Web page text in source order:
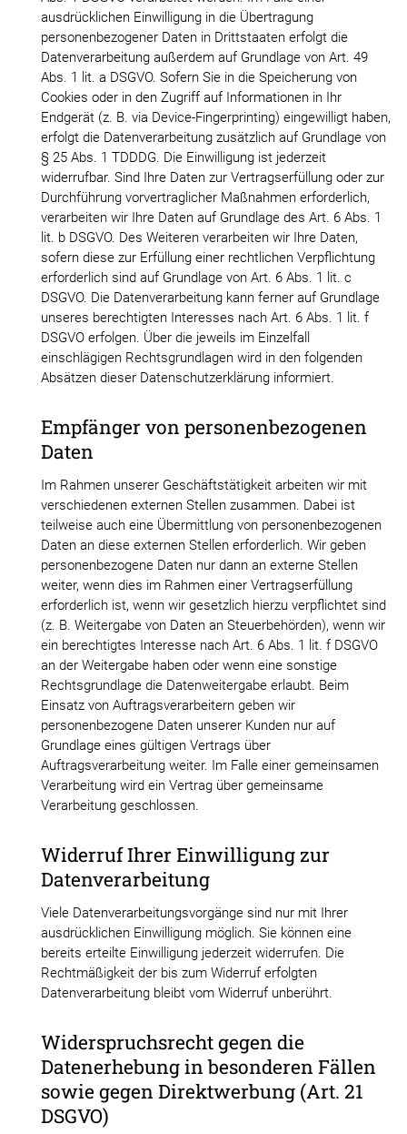
ausdrücklichen Einwilligung in die Übertragung
personenbezogener Daten in Drittstaaten erfolgt die
Datenverarbeitung außerdem auf Grundlage von Art. 49
Abs. 1 lit. a DSGVO. Sofern Sie in die Speicherung von
Cookies oder in den Zugriff auf Informationen in Ihr
Endgerät (z. B. via Device-Fingerprinting) eingewilligt haben,
erfolgt die Datenverarbeitung zusätzlich auf Grundlage von
§ 25 Abs. 1 TDDDG. Die Einwilligung ist jederzeit
widerrufbar. Sind Ihre Daten zur Vertragserfüllung oder zur
Durchführung vorvertraglicher Maßnahmen erforderlich,
verarbeiten wir Ihre Daten auf Grundlage des Art. 6 Abs. 1
lit. b DSGVO. Des Weiteren verarbeiten wir Ihre Daten,
sofern diese zur Erfüllung einer rechtlichen Verpflichtung
erforderlich sind auf Grundlage von Art. 6 Abs. 1 lit. c
DSGVO. Die Datenverarbeitung kann ferner auf Grundlage
unseres berechtigten Interesses nach Art. 6 Abs. 1 lit. f
DSGVO erfolgen. Über die jeweils im Einzelfall
einschlägigen Rechtsgrundlagen wird in den folgenden
Absätzen dieser Datenschutzerklärung informiert.
Empfänger von personenbezogenen
Daten
Im Rahmen unserer Geschäftstätigkeit arbeiten wir mit
verschiedenen externen Stellen zusammen. Dabei ist
teilweise auch eine Übermittlung von personenbezogenen
Daten an diese externen Stellen erforderlich. Wir geben
personenbezogene Daten nur dann an externe Stellen
weiter, wenn dies im Rahmen einer Vertragserfüllung
erforderlich ist, wenn wir gesetzlich hierzu verpflichtet sind
(z. B. Weitergabe von Daten an Steuerbehörden), wenn wir
ein berechtigtes Interesse nach Art. 6 Abs. 1 lit. f DSGVO
an der Weitergabe haben oder wenn eine sonstige
Rechtsgrundlage die Datenweitergabe erlaubt. Beim
Einsatz von Auftragsverarbeitern geben wir
personenbezogene Daten unserer Kunden nur auf
Grundlage eines gültigen Vertrags über
Auftragsverarbeitung weiter. Im Falle einer gemeinsamen
Verarbeitung wird ein Vertrag über gemeinsame
Verarbeitung geschlossen.
Widerruf Ihrer Einwilligung zur
Datenverarbeitung
Viele Datenverarbeitungsvorgänge sind nur mit Ihrer
ausdrücklichen Einwilligung möglich. Sie können eine
bereits erteilte Einwilligung jederzeit widerrufen. Die
Rechtmäßigkeit der bis zum Widerruf erfolgten
Datenverarbeitung bleibt vom Widerruf unberührt.
Widerspruchsrecht gegen die
Datenerhebung in besonderen Fällen
sowie gegen Direktwerbung (Art. 21
DSGVO)